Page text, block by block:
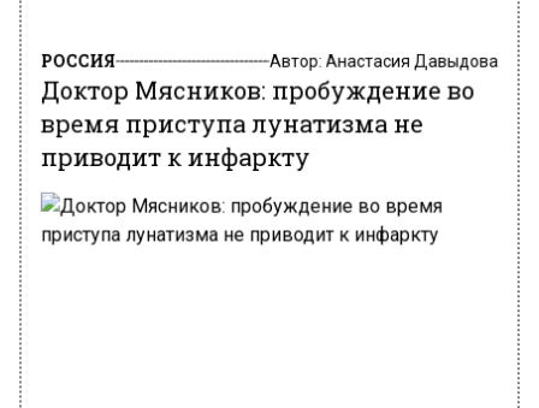
РОССИЯ
Доктор Мясников: пробуждение во
время приступа лунатизма не
приводит к инфаркту